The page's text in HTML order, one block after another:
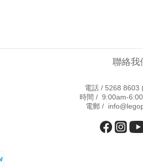
聯絡我
電話 / 5268 8603
時間 / 9:00am-
電郵 /